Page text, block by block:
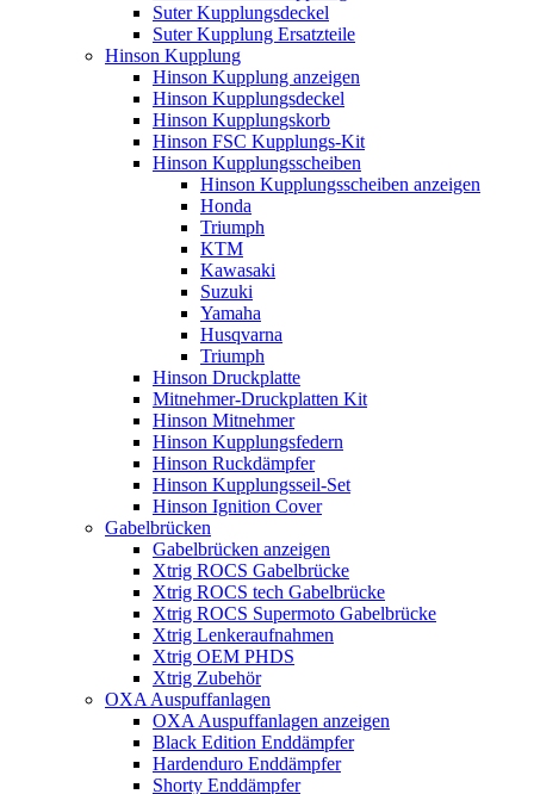
Suter Kupplungsdeckel
Suter Kupplung Ersatzteile
Hinson Kupplung
Hinson Kupplung anzeigen
Hinson Kupplungsdeckel
Hinson Kupplungskorb
Hinson FSC Kupplungs-Kit
Hinson Kupplungsscheiben
Hinson Kupplungsscheiben anzeigen
Honda
Triumph
KTM
Kawasaki
Suzuki
Yamaha
Husqvarna
Triumph
Hinson Druckplatte
Mitnehmer-Druckplatten Kit
Hinson Mitnehmer
Hinson Kupplungsfedern
Hinson Ruckdämpfer
Hinson Kupplungsseil-Set
Hinson Ignition Cover
Gabelbrücken
Gabelbrücken anzeigen
Xtrig ROCS Gabelbrücke
Xtrig ROCS tech Gabelbrücke
Xtrig ROCS Supermoto Gabelbrücke
Xtrig Lenkeraufnahmen
Xtrig OEM PHDS
Xtrig Zubehör
OXA Auspuffanlagen
OXA Auspuffanlagen anzeigen
Black Edition Enddämpfer
Hardenduro Enddämpfer
Shorty Enddämpfer